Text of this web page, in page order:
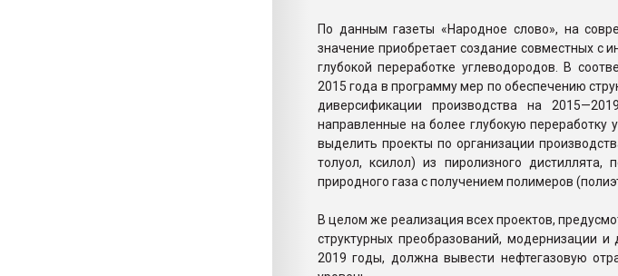
По данным газеты «Народное слово», на
значение приобретает создание совместных с
глубокой переработке углеводородов. В
2015 года в программу мер по обеспечению
диверсификации производства на
направленные на более глубокую
выделить проекты по организации
толуол, ксилол) из пиролизного
природного газа с получением полимеров
В целом же реализация всех проектов,
структурных преобразований, модернизации
2019 годы, должна вывести нефтегазовую